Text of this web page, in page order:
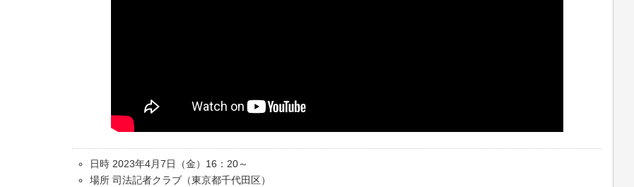
日時 2023年4月7日（金）16：20～
場所 司法記者クラブ（東京都千代田区）